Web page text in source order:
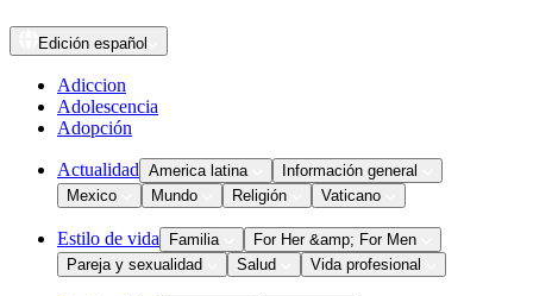
Edición español
Adiccion
Adolescencia
Adopción
Actualidad America latina
Información general
Mexico
Mundo Religión Vaticano
Estilo de vida Familia
For Her &amp; For Men
Pareja y sexualidad
Salud Vida profesional